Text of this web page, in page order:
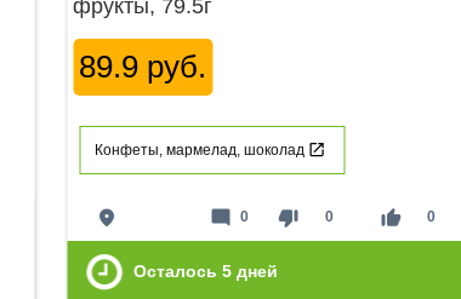
фрукты, 79.5г
89.9 руб.
Конфеты, мармелад, шоколад
place thumb_down 0 thumb_up 0
mode_comment 0
Осталось 5 дней